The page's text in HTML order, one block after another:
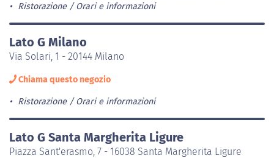
Ristorazione Orari e informazioni
Lato G Milano
Via Solari, 1 - 20144 Milano
Chiama questo negozio
Ristorazione Orari e informazioni
Lato G Santa Margherita Ligure
Piazza Sant'erasmo, 7 - 16038 Santa Margherita Ligure